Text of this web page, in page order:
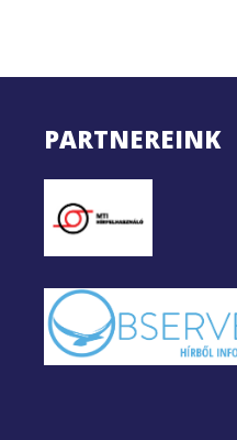
PARTNEREINK